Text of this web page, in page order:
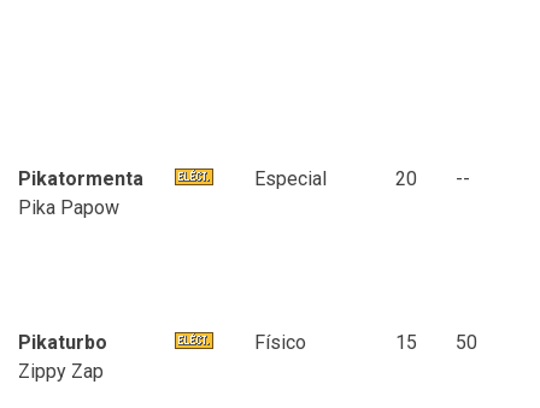
Pikatormenta
Pika Papow
Especial 20 --
Pikaturbo
Zippy Zap
Físico 15 50